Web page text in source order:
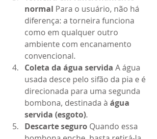
normal Para o usuário, não há
diferença: a torneira funciona
como em qualquer outro
ambiente com encanamento
convencional.
Coleta da água servida A água
usada desce pelo sifão da pia e é
direcionada para uma segunda
bombona, destinada à água
servida (esgoto).
Descarte seguro Quando essa